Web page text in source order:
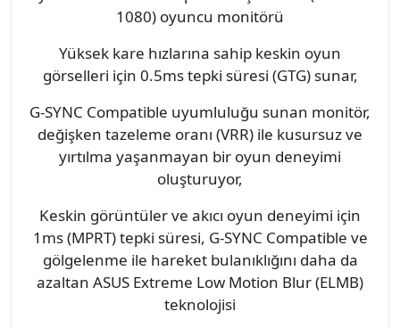
1080) oyuncu monitörü
Yüksek kare hızlarına sahip keskin oyun
görselleri için 0.5ms tepki süresi (GTG) sunar,
G-SYNC Compatible uyumluluğu sunan monitör,
değişken tazeleme oranı (VRR) ile kusursuz ve
yırtılma yaşanmayan bir oyun deneyimi
oluşturuyor,
Keskin görüntüler ve akıcı oyun deneyimi için
1ms (MPRT) tepki süresi, G-SYNC Compatible ve
gölgelenme ile hareket bulanıklığını daha da
azaltan ASUS Extreme Low Motion Blur (ELMB)
teknolojisi